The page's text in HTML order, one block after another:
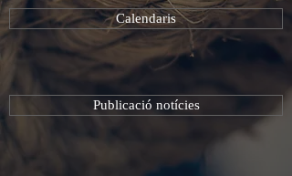
Calendaris
Publicació notícies